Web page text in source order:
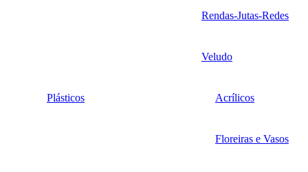
Rendas-Jutas-Redes
Veludo
Plásticos Acrílicos
Floreiras e Vasos